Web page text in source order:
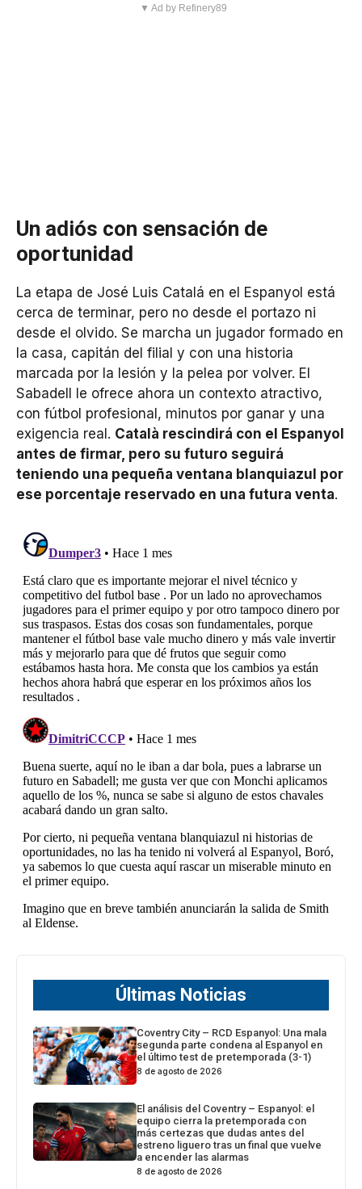
▼ Ad by Refinery89
Un adiós con sensación de
oportunidad
La etapa de José Luis Catalá en el Espanyol está
cerca de terminar, pero no desde el portazo ni
desde el olvido. Se marcha un jugador formado en
la casa, capitán del filial y con una historia
marcada por la lesión y la pelea por volver. El
Sabadell le ofrece ahora un contexto atractivo,
con fútbol profesional, minutos por ganar y una
exigencia real. Català rescindirá con el Espanyol
antes de firmar, pero su futuro seguirá
teniendo una pequeña ventana blanquiazul por
ese porcentaje reservado en una futura venta.
Últimas Noticias
Coventry City – RCD Espanyol: Una mala
segunda parte condena al Espanyol en
el último test de pretemporada (3-1)
8 de agosto de 2026
El análisis del Coventry – Espanyol: el
equipo cierra la pretemporada con
más certezas que dudas antes del
estreno liguero tras un final que vuelve
a encender las alarmas
8 de agosto de 2026